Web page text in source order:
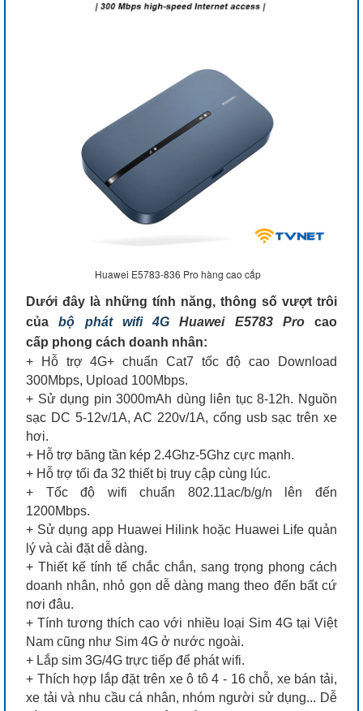
Huawei E5783-836 Pro hàng cao cấp
Dưới đây là những tính năng, thông số vượt trôi
củabộ phát wifi 4GHuawei E5783 Procao
cấp phong cách doanh nhân:
+ Hỗ trợ 4G+ chuẩn Cat7 tốc độ cao Download
300Mbps, Upload 100Mbps.
+ Sử dụng pin 3000mAh dùng liên tục 8-12h. Nguồn
sạc DC 5-12v/1A, AC 220v/1A, cổng usb sạc trên xe
hơi.
+ Hỗ trợ băng tần kép 2.4Ghz-5Ghz cực mạnh.
+ Hỗ trợ tối đa 32 thiết bị truy cập cùng lúc.
+ Tốc độ wifi chuẩn 802.11ac/b/g/n lên đến
1200Mbps.
+ Sử dụng app Huawei Hilink hoặc Huawei Life quản
lý và cài đặt dễ dàng.
+ Thiết kế tính tế chắc chắn, sang trọng phong cách
doanh nhân, nhỏ gọn dễ dàng mang theo đến bất cứ
nơi đâu.
+ Tính tương thích cao với nhiều loại Sim 4G tại Việt
Nam cũng như Sim 4G ở nước ngoài.
+ Lắp sim 3G/4G trực tiếp để phát wifi.
+ Thích hợp lắp đặt trên xe ô tô 4 - 16 chỗ, xe bán tải,
xe tải và nhu cầu cá nhân, nhóm người sử dụng... Dễ